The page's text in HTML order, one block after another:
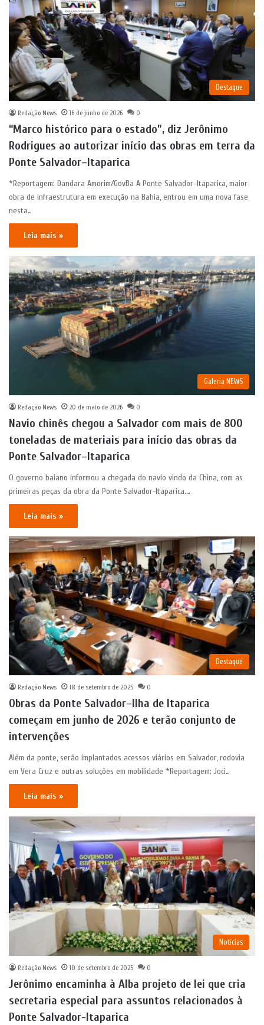
Destaque
Redação News 16 de junho de 2026 0
“Marco histórico para o estado”, diz Jerônimo
Rodrigues ao autorizar início das obras em terra da
Ponte Salvador–Itaparica
*Reportagem: Dandara Amorim/GovBa A Ponte Salvador–Itaparica, maior
obra de infraestrutura em execução na Bahia, entrou em uma nova fase
nesta…
Leia mais »
Galeria NEWS
Redação News 20 de maio de 2026 0
Navio chinês chegou a Salvador com mais de 800
toneladas de materiais para início das obras da
Ponte Salvador–Itaparica
O governo baiano informou a chegada do navio vindo da China, com as
primeiras peças da obra da Ponte Salvador-Itaparica.…
Leia mais »
Destaque
Redação News 18 de setembro de 2025 0
Obras da Ponte Salvador–Ilha de Itaparica
começam em junho de 2026 e terão conjunto de
intervenções
Além da ponte, serão implantados acessos viários em Salvador, rodovia
em Vera Cruz e outras soluções em mobilidade *Reportagem: Joci…
Leia mais »
Notícias
Redação News 10 de setembro de 2025 0
Jerônimo encaminha à Alba projeto de lei que cria
secretaria especial para assuntos relacionados à
Ponte Salvador-Itaparica